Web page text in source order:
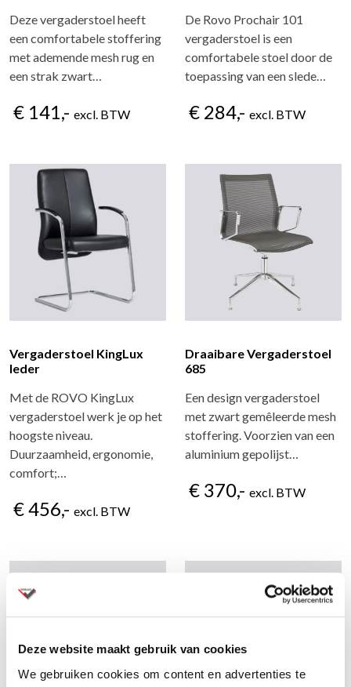
Deze website maakt gebruik van cookies
We gebruiken cookies om content en advertenties te
Deze vergaderstoel heeft
een comfortabele stoffering
met ademende mesh rug en
een strak zwart…
€ 141,- excl. BTW
De Rovo Prochair 101
vergaderstoel is een
comfortabele stoel door de
toepassing van een slede…
€ 284,- excl. BTW
Vergaderstoel KingLux
leder
Met de ROVO KingLux
vergaderstoel werk je op het
hoogste niveau.
Duurzaamheid, ergonomie,
comfort;…
€ 456,- excl. BTW
Draaibare Vergaderstoel
685
Een design vergaderstoel
met zwart gemêleerde mesh
stoffering. Voorzien van een
aluminium gepolijst…
€ 370,- excl. BTW